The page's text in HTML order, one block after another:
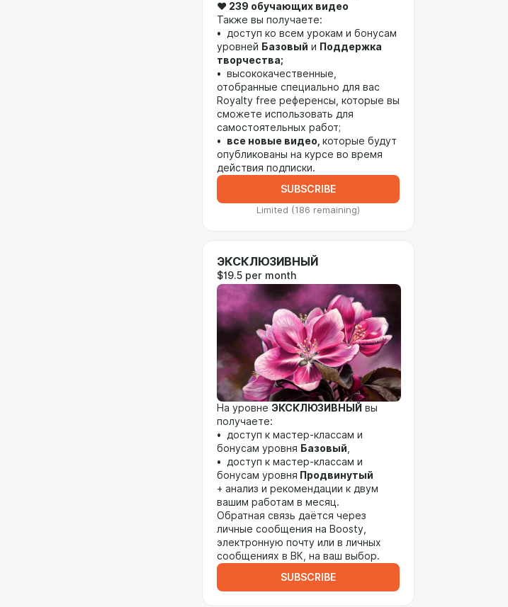
❤️ 239 обучающих видео
Также вы получаете:
• доступ ко всем урокам и бонусам
уровней Базовый и Поддержка
творчества;
• высококачественные,
отобранные специально для вас
Royalty free референсы, которые вы
сможете использовать для
самостоятельных работ;
• все новые видео, которые будут
опубликованы на курсе во время
действия подписки.
SUBSCRIBE
Limited (186 remaining)
ЭКСКЛЮЗИВНЫЙ
$19.5 per month
На уровне ЭКСКЛЮЗИВНЫЙ вы
получаете:
• доступ к мастер-классам и
бонусам уровня Базовый
• доступ к мастер-классам и
бонусам уровня Продвинутый
+ анализ и рекомендации к двум
вашим работам в месяц.
Обратная связь даётся через
личные сообщения на Boosty,
электронную почту или в личных
сообщениях в ВК, на ваш выбор.
SUBSCRIBE